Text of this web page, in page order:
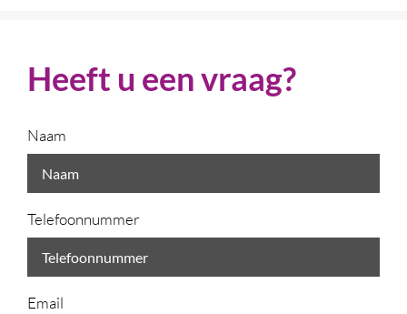
Heeft u een vraag?
Naam
Telefoonnummer
Email